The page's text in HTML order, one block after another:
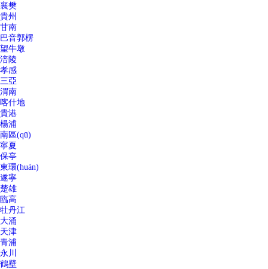
襄樊
貴州
甘南
巴音郭楞
望牛墩
涪陵
孝感
三亞
渭南
喀什地
貴港
楊浦
南區(qū)
寧夏
保亭
東環(huán)
遂寧
楚雄
臨高
牡丹江
大涌
天津
青浦
永川
鶴壁